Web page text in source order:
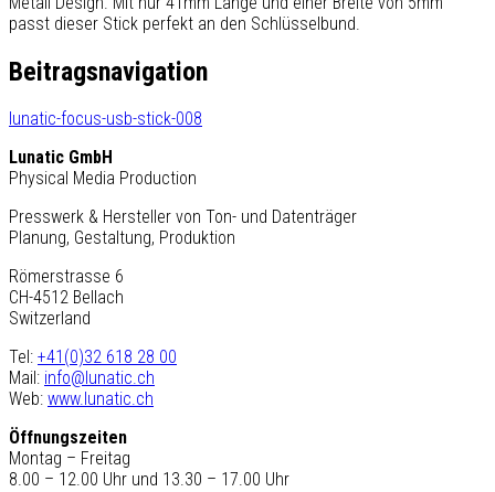
passt dieser Stick perfekt an den Schlüsselbund.
Beitragsnavigation
lunatic-focus-usb-stick-008
Lunatic GmbH
Physical Media Production
Presswerk & Hersteller von Ton- und Datenträger
Planung, Gestaltung, Produktion
Römerstrasse 6
CH-4512 Bellach
Switzerland
Tel: +41(0)32 618 28 00
Mail: info@lunatic.ch
Web: www.lunatic.ch
Öffnungszeiten
Montag – Freitag
8.00 – 12.00 Uhr und 13.30 – 17.00 Uhr